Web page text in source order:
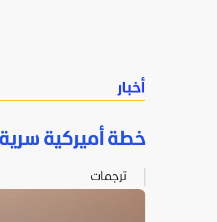
أخبار
خطة أميركية
ترجمات